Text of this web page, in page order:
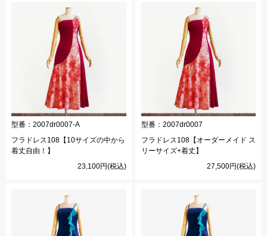
型番： 2007dr0007-A
フラドレス108【10サイズの中から
着丈自由！】
23,100円(税込)
型番： 2007dr0007
フラドレス108【オーダーメイド ス
リーサイズ+着丈】
27,500円(税込)